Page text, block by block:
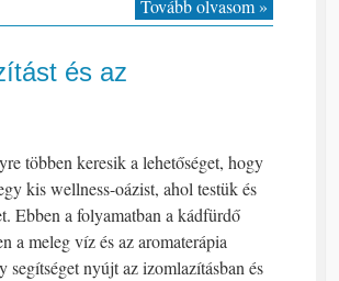
Tovább olvasom »
és az
többen keresik a lehetőséget, hogy
kis wellness-oázist, ahol testük és
Ebben a folyamatban a kádfürdő
a meleg víz és az aromaterápia
nyújt az izomlazításban és